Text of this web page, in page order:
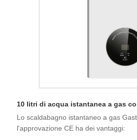
10 litri di acqua istantanea a gas
Lo scaldabagno istantaneo a gas
l'approvazione CE ha dei vantaggi: